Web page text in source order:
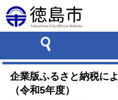
企業版ふるさと納税に
（令和5年度）